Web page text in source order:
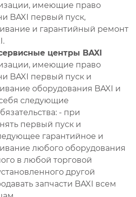
имеющие право
BAXI первый пуск,
и гарантийный ремонт
центры BAXI
имеющие право
BAXI первый пуск и
оборудования BAXI и
следующие
- при
первый пуск и
гарантийное и
любого оборудования
в любой торговой
другой
запчасти BAXI всем